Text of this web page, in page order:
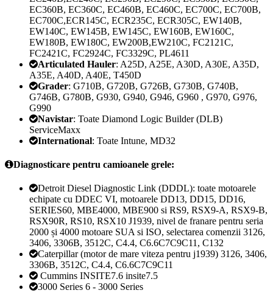
EC360B, EC360C, EC460B, EC460C, EC700C, EC700B,
EC700C,ECR145C, ECR235C, ECR305C, EW140B,
EW140C, EW145B, EW145C, EW160B, EW160C,
EW180B, EW180C, EW200B,EW210C, FC2121C,
FC2421C, FC2924C, FC3329C, PL4611
Articulated Hauler: A25D, A25E, A30D, A30E, A35D,
A35E, A40D, A40E, T450D
Grader: G710B, G720B, G726B, G730B, G740B,
G746B, G780B, G930, G940, G946, G960 , G970, G976,
G990
Navistar: Toate Diamond Logic Builder (DLB)
ServiceMaxx
International: Toate Intune, MD32
Diagnosticare pentru camioanele grele:
Detroit Diesel Diagnostic Link (DDDL): toate motoarele
echipate cu DDEC VI, motoarele DD13, DD15, DD16,
SERIES60, MBE4000, MBE900 si RS9, RSX9-A, RSX9-B,
RSX90R, RS10, RSX10 J1939, nivel de franare pentru seria
2000 și 4000 motoare SUA si ISO, selectarea comenzii 3126,
3406, 3306B, 3512C, C4.4, C6.6C7C9C11, C132
Caterpillar (motor de mare viteza pentru j1939) 3126, 3406,
3306B, 3512C, C4.4, C6.6C7C9C11
Cummins INSITE7.6 insite7.5
3000 Series 6 - 3000 Series